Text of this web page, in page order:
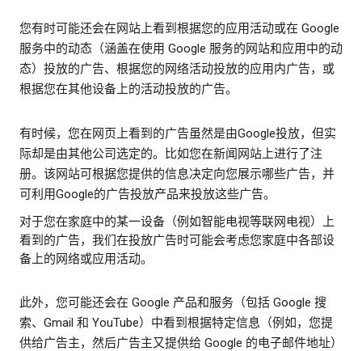
您有时可能还会在网站上看到根据您的应用活动或在 Google
服务中的动态（涵盖在使用 Google 服务的网站和应用中的动
态）投放的广告、根据您的网络活动投放的应用内广告，或
根据您在其他设备上的活动投放的广告。
有时候，您在网页上看到的广告虽然是由Google投放，但实
际却是由其他公司选定的。比如您在新闻网站上进行了注
册。该网站可根据您提供的信息决定向您展示哪些广告，并
可利用Google的广告投放产品来投放这些广告。
对于您在家庭中的某一设备（例如智能电视等联网电视）上
看到的广告，我们在投放广告时可能会考虑您家庭中各部设
备上的网络或应用活动。
此外，您可能还会在 Google 产品和服务（包括 Google 搜
索、Gmail 和 YouTube）中看到根据特定信息（例如，您提
供给广告主，然后广告主又提供给 Google 的电子邮件地址）